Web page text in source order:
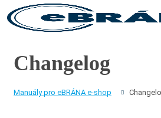
Changelog
Manuály pro eBRÁNA e-shop